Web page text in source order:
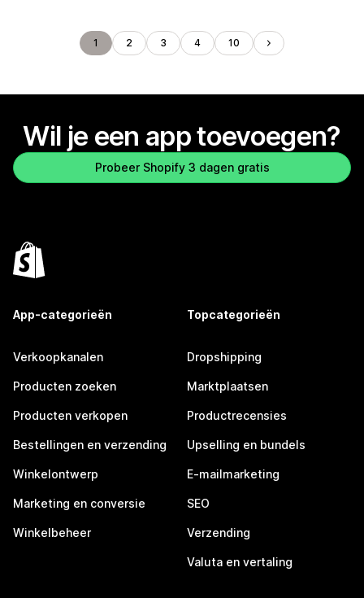
1 2 3 4 10
Wil je een app toevoegen?
Probeer Shopify 3 dagen gratis
App-categorieën
Verkoopkanalen
Producten zoeken
Producten verkopen
Bestellingen en verzending
Winkelontwerp
Marketing en conversie
Winkelbeheer
Topcategorieën
Dropshipping
Marktplaatsen
Productrecensies
Upselling en bundels
E-mailmarketing
SEO
Verzending
Valuta en vertaling